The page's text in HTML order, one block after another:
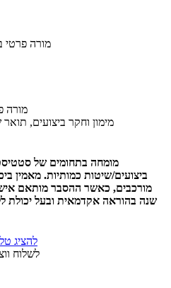
מורה
מימון וחקר ביצועים,
מומחה בתחומים של
ביצועים/שיטות כמותיות. מאמין
מורכבים, כאשר ההסבר מותאם
שנה בהוראה אקדמאית ובעל יכולת
להציג
לשלוח